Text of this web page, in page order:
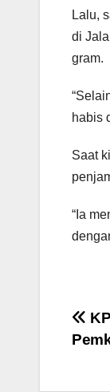
Lalu,
di
gram.
habis
Saat
“Ia